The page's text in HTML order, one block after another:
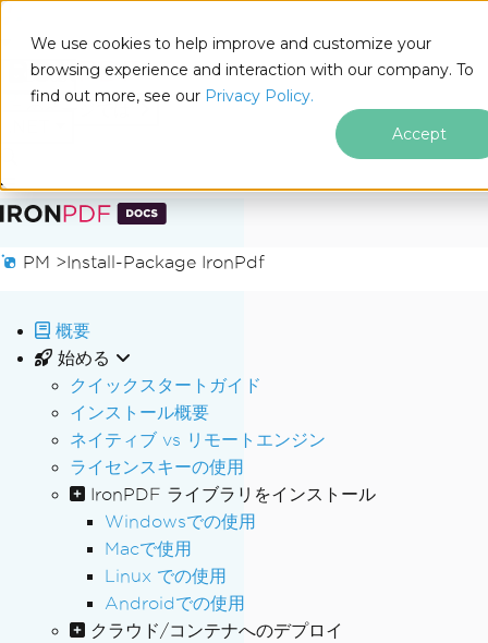
We use cookies to help improve and customize your
browsing experience and interaction with our company. To
find out more, see our Privacy Policy.
Accept
フッターコンテンツにスキップ
Docs
PM >Install-Package IronPdf
概要
始める
クイックスタートガイド
インストール概要
ネイティブ vs リモートエンジン
ライセンスキーの使用
IronPDF ライブラリをインストール
Windowsでの使用
Macで使用
Linux での使用
Androidでの使用
クラウド/コンテナへのデプロイ